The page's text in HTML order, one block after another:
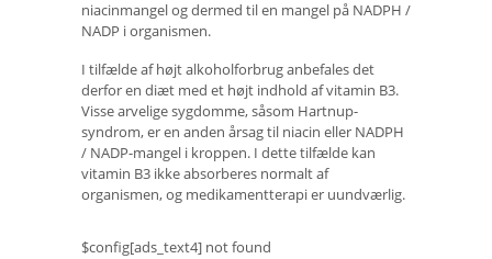
niacinmangel og dermed til en mangel på NADPH /
NADP i organismen.
I tilfælde af højt alkoholforbrug anbefales det
derfor en diæt med et højt indhold af vitamin B3.
Visse arvelige sygdomme, såsom Hartnup-
syndrom, er en anden årsag til niacin eller NADPH
/ NADP-mangel i kroppen. I dette tilfælde kan
vitamin B3 ikke absorberes normalt af
organismen, og medikamentterapi er uundværlig.
$config[ads_text4] not found